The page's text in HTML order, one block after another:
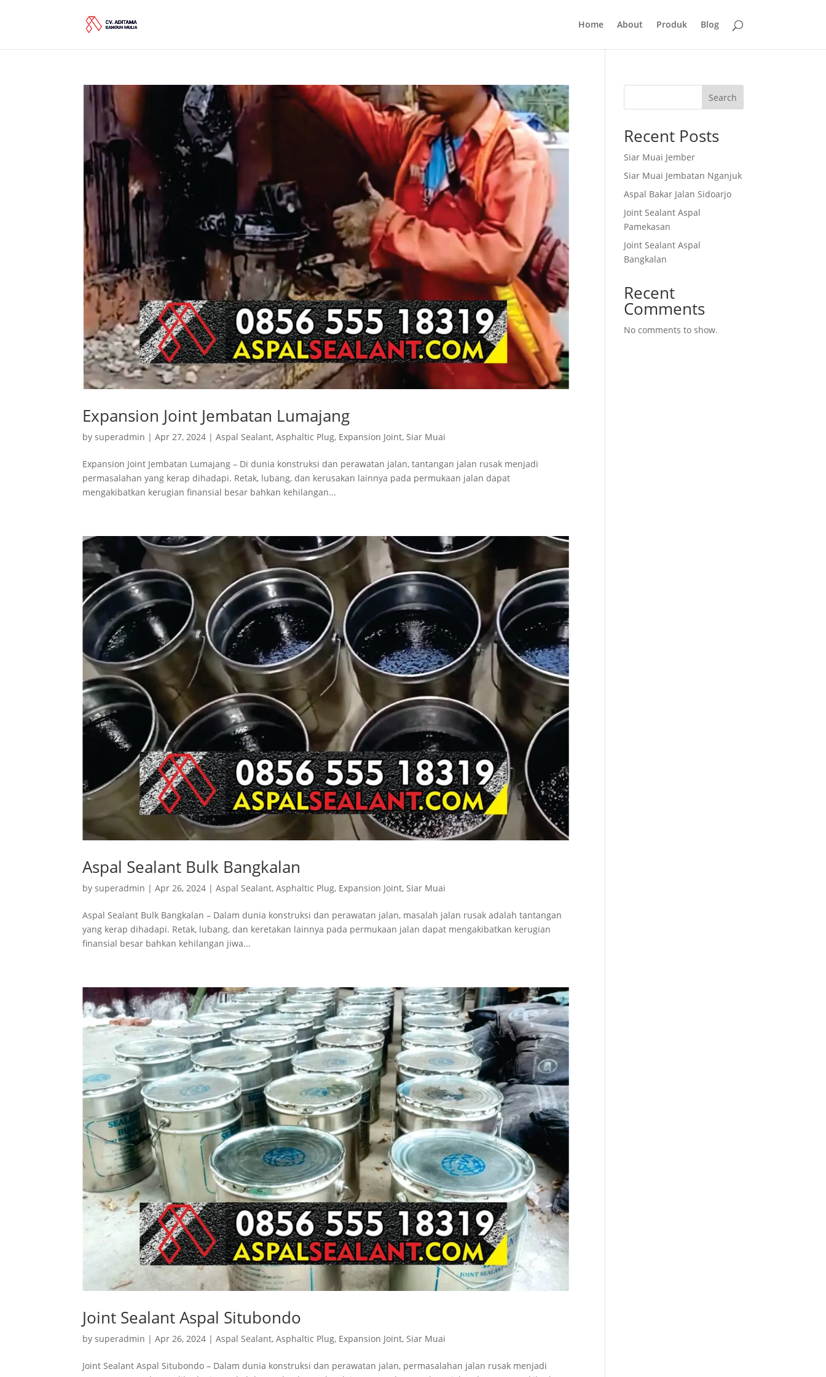
Home About Produk Blog
Expansion Joint Jembatan Lumajang
bysuperadmin |Apr 27, 2024 |Aspal Sealant,Asphaltic Plug, Expansion Joint, Siar Muai
Expansion Joint Jembatan Lumajang – Di dunia konstruksi dan perawatan jalan, tantangan jalan rusak menjadi
permasalahan yang kerap dihadapi. Retak, lubang, dan kerusakan lainnya pada permukaan jalan dapat
mengakibatkan kerugian finansial besar bahkan kehilangan...
Aspal Sealant Bulk Bangkalan
bysuperadmin |Apr 26, 2024 |Aspal Sealant,Asphaltic Plug, Expansion Joint, Siar Muai
Aspal Sealant Bulk Bangkalan – Dalam dunia konstruksi dan perawatan jalan, masalah jalan rusak adalah tantangan
yang kerap dihadapi. Retak, lubang, dan keretakan lainnya pada permukaan jalan dapat mengakibatkan kerugian
finansial besar bahkan kehilangan jiwa...
Joint Sealant Aspal Situbondo
bysuperadmin |Apr 26, 2024 |Aspal Sealant,Asphaltic Plug, Expansion Joint,Siar Muai
Joint Sealant Aspal Situbondo – Dalam dunia konstruksi dan perawatan jalan, permasalahan jalan rusak menjadi
Search
Recent Posts
Siar Muai Jember
Siar Muai Jembatan Nganjuk
Aspal Bakar Jalan Sidoarjo
Joint Sealant Aspal
Pamekasan
Joint Sealant Aspal
Bangkalan
Recent
Comments
No comments to show.